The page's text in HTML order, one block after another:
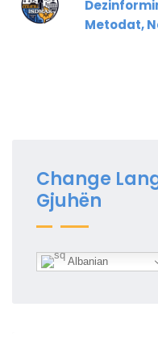
Metodat,
Change
Gjuhën
Albanian